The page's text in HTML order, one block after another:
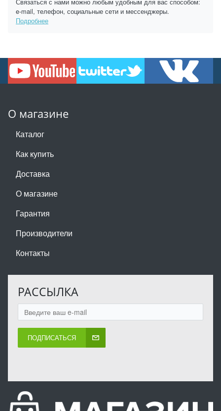
e-mail, телефон, социальные сети и мессенджеры.
Подробнее
О магазине
Каталог
Как купить
Доставка
О магазине
Гарантия
Производители
Контакты
РАССЫЛКА
ПОДПИСАТЬСЯ